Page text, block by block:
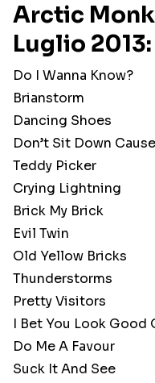
Arctic
Luglio
Do I Wanna Know?
Brianstorm
Dancing Shoes
Don’t Sit Down
Teddy Picker
Crying Lightning
Brick My Brick
Evil Twin
Old Yellow Bricks
Thunderstorms
Pretty Visitors
I Bet You Look Good
Do Me A Favour
Suck It And See